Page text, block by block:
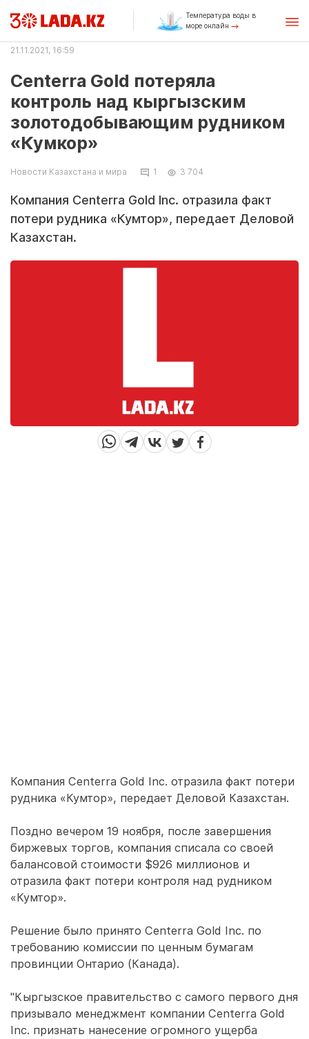
Температура воды в
море онлайн
21.11.2021, 16:59
Centerra Gold потеряла
контроль над кыргызским
золотодобывающим рудником
«Кумкор»
Новости Казахстана и мира 1 3 704
Компания Centerra Gold Inc. отразила факт
потери рудника «Кумтор», передает Деловой
Казахстан.
Компания Centerra Gold Inc. отразила факт потери
рудника «Кумтор», передает Деловой Казахстан.
Поздно вечером 19 ноября, после завершения
биржевых торгов, компания списала со своей
балансовой стоимости $926 миллионов и
отразила факт потери контроля над рудником
«Кумтор».
Решение было принято Centerra Gold Inc. по
требованию комиссии по ценным бумагам
провинции Онтарио (Канада).
"Кыргызское правительство с самого первого дня
призывало менеджмент компании Centerra Gold
Inc. признать нанесение огромного ущерба